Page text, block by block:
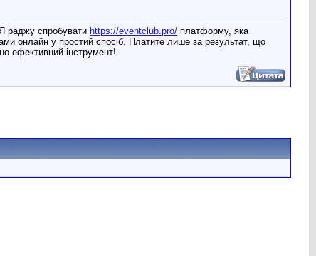
раджу спробувати https://eventclub.pro/ платформу, яка
онлайн у простий спосіб. Платите лише за результат, що
ефективний інструмент!